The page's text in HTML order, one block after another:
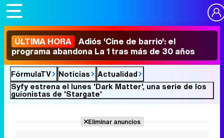
ÚLTIMA HORA Adiós 'Cine de barrio': el
programa abandona La 1 tras más de 30 años
FórmulaTV Noticias
Actualidad
Syfy estrena el lunes 'Dark Matter', una serie de los
guionistas de 'Stargate'
Eliminar anuncios